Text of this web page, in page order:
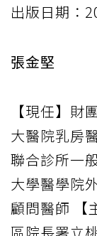
出版日期：
張金堅
【現任】財
大醫院乳房
聯合診所一
大學醫學院
顧問醫師 【
區院長署立